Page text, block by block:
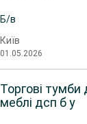
Б/в
Київ
01.05.2026
Торгові тумби
меблі дсп б у